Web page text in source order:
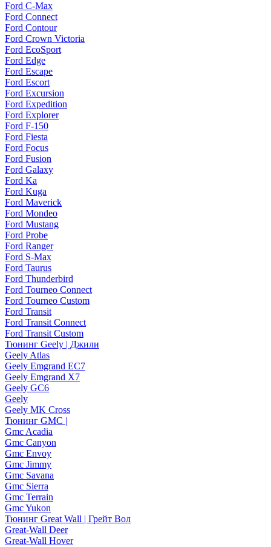
Ford C-Max
Ford Connect
Ford Contour
Ford Crown Victoria
Ford EcoSport
Ford Edge
Ford Escape
Ford Escort
Ford Excursion
Ford Expedition
Ford Explorer
Ford F-150
Ford Fiesta
Ford Focus
Ford Fusion
Ford Galaxy
Ford Ka
Ford Kuga
Ford Maverick
Ford Mondeo
Ford Mustang
Ford Probe
Ford Ranger
Ford S-Max
Ford Taurus
Ford Thunderbird
Ford Tourneo Connect
Ford Tourneo Custom
Ford Transit
Ford Transit Connect
Ford Transit Custom
Тюнинг Geely | Джили
Geely Atlas
Geely Emgrand EC7
Geely Emgrand X7
Geely GC6
Geely
Geely MK Cross
Тюнинг GMC |
Gmc Acadia
Gmc Canyon
Gmc Envoy
Gmc Jimmy
Gmc Savana
Gmc Sierra
Gmc Terrain
Gmc Yukon
Тюнинг Great Wall | Грейт Вол
Great-Wall Deer
Great-Wall Hover